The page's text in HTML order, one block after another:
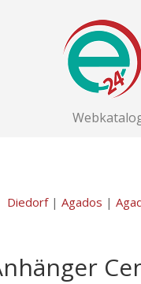
Diedorf| Agados |